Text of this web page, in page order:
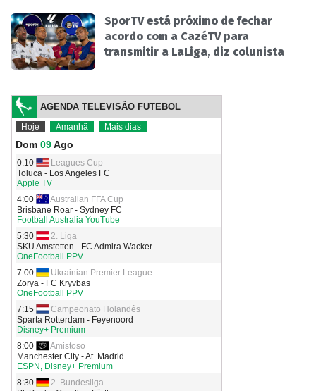
SporTV está próximo de fechar
acordo com a CazéTV para
transmitir a LaLiga, diz colunista